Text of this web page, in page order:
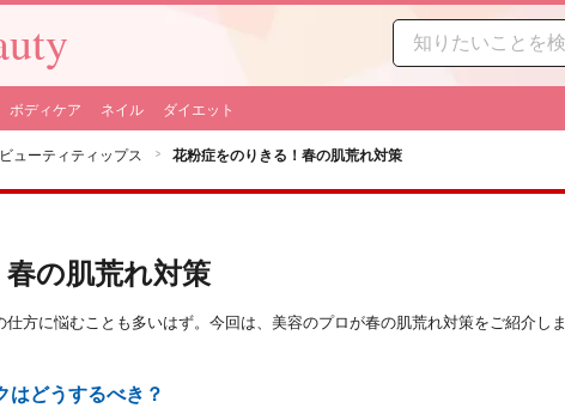
ボディケア ネイル ダイエット
ビューティティップス 花粉症をのりきる！春の肌荒れ対策
の肌荒れ対策
方に悩むことも多いはず。今回は、美容のプロが春の肌荒れ対策をご紹介しま
はどうするべき？